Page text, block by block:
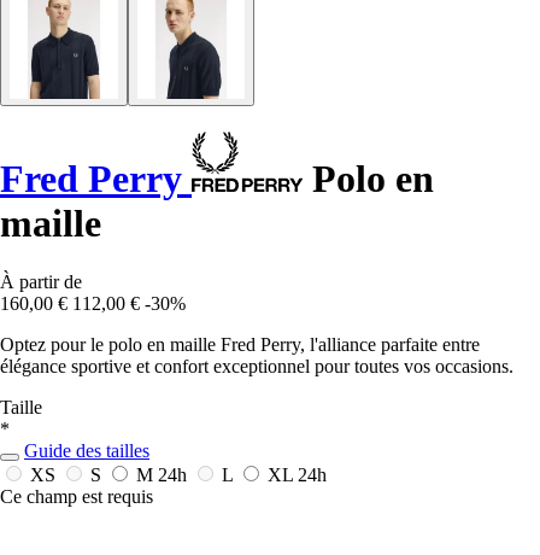
Fred Perry
Polo en
maille
À partir de
160,00 € 112,00 € -30%
Optez pour le polo en maille Fred Perry, l'alliance parfaite entre
élégance sportive et confort exceptionnel pour toutes vos occasions.
Taille
*
Guide des tailles
XS
S M 24h L XL 24h
Ce champ est requis